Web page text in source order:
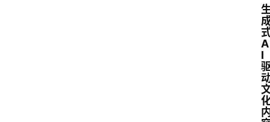
A
I